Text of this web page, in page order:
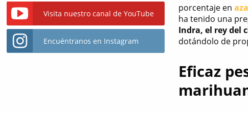
porcentaje en
ha tenido una
Indra, el rey del
dotándolo de
Eficaz
Visita nuestro canal de YouTube
Encuéntranos en Instagram